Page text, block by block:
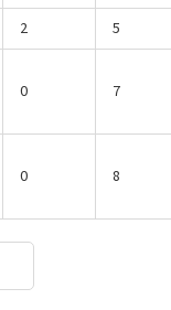
2 5
0 7
0 8